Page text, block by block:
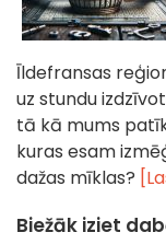
Īldefransas
uz stundu
tā kā mums
kuras esam
dažas mīklas?
Biežāk iziet